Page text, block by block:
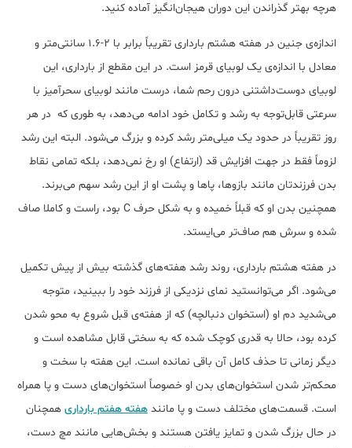
هرچه بهتر گذراندن این دوران هیجان‌انگیز آماده کنید.
اندازه‌ی جنین در هفته هشتم بارداری تقریباً برابر با 2-1.6 سانتی‌متر و
معادل با اندازه‌ی یک لوبیای قرمز است. در این مقطع از بارداری، این
لوبیای دوست‌داشتنی درون رحم شما، درست مانند لوبیای سحرآمیز با
سرعتی قابل‌توجه به رشد و تکامل خود ادامه می‌دهد، به طوری که در هر
روز تقریباً در حدود یک میلی‌متر رشد کرده و بزرگ می‌شود. البته این رشد
لزوماً فقط در جهت افزایش قد (ارتفاع) او رخ نمی‌دهد، بلکه تمامی نقاط
بدن فرزندتان مانند بازوها، پاها و پشت او از این رشد سهم می‌برند.
همچنین بدن او که قبلاً خمیده و به شکل حرف C بود، راست و کاملا صاف
شده و سرش هم صاف‌تر می‌ایستد.
در هفته‌ هشتم بارداری، روند رشد هفته‌های گذشته بیش از پیش تکمیل
می‌شود. اگر می‌توانستید نمای نزدیکی از فرزند خود را ببینید، متوجه
می‌شدید دم او (استخوان دنبالچه) که از هفته‌ی قبل شروع به محو شدن
کرده بود، حالا به قدری کوچک شده که به سختی قابل مشاهده است و
دیگر زمانی تا حذف کامل آن باقی نمانده است. این هفته با سخت و
محکم‌تر شدن استخوان‌های بدن او خصوصاً استخوان‌های دست و پا همراه
است. قسمت‌های مختلف دست و پا مانند هفته‌ هفتم بارداری همچنان
در حال بزرگ شدن و تمایز یافتن هستند و بخش‌هایی مانند مچ دست،